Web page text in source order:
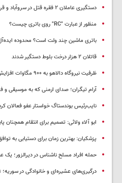
دستگیری عاملان ۲ فقره قتل در سروآباد و قروه
منظور از عبارت "RC" روی باتری چیست؟
باتری ماشین چند ولت است؟ محدوده
قاتلان ۲ هزار درخت بلوط دستگیر شدند
ظرفیت نیروگاه دالاهو به ۹۰۰ مگاوات افزایش می یابد
آرام تیگران؛ صدای ارمنی که به موسیقی
نایب‌رئیس بوندستاگ خواستار عفو فعالان
ابو آلاء ولائی: تصمیم برای انتقام همچنان
پزشکیان‌: بهترین زمان برای دستیابی به
حمله افراد مسلح ناشناس در دیرالزور؛
درگیری‌های عشیره‌ای و خانوادگی در سوریه؛ ۹ کشته و ۱۰ زخمی در یک هفته